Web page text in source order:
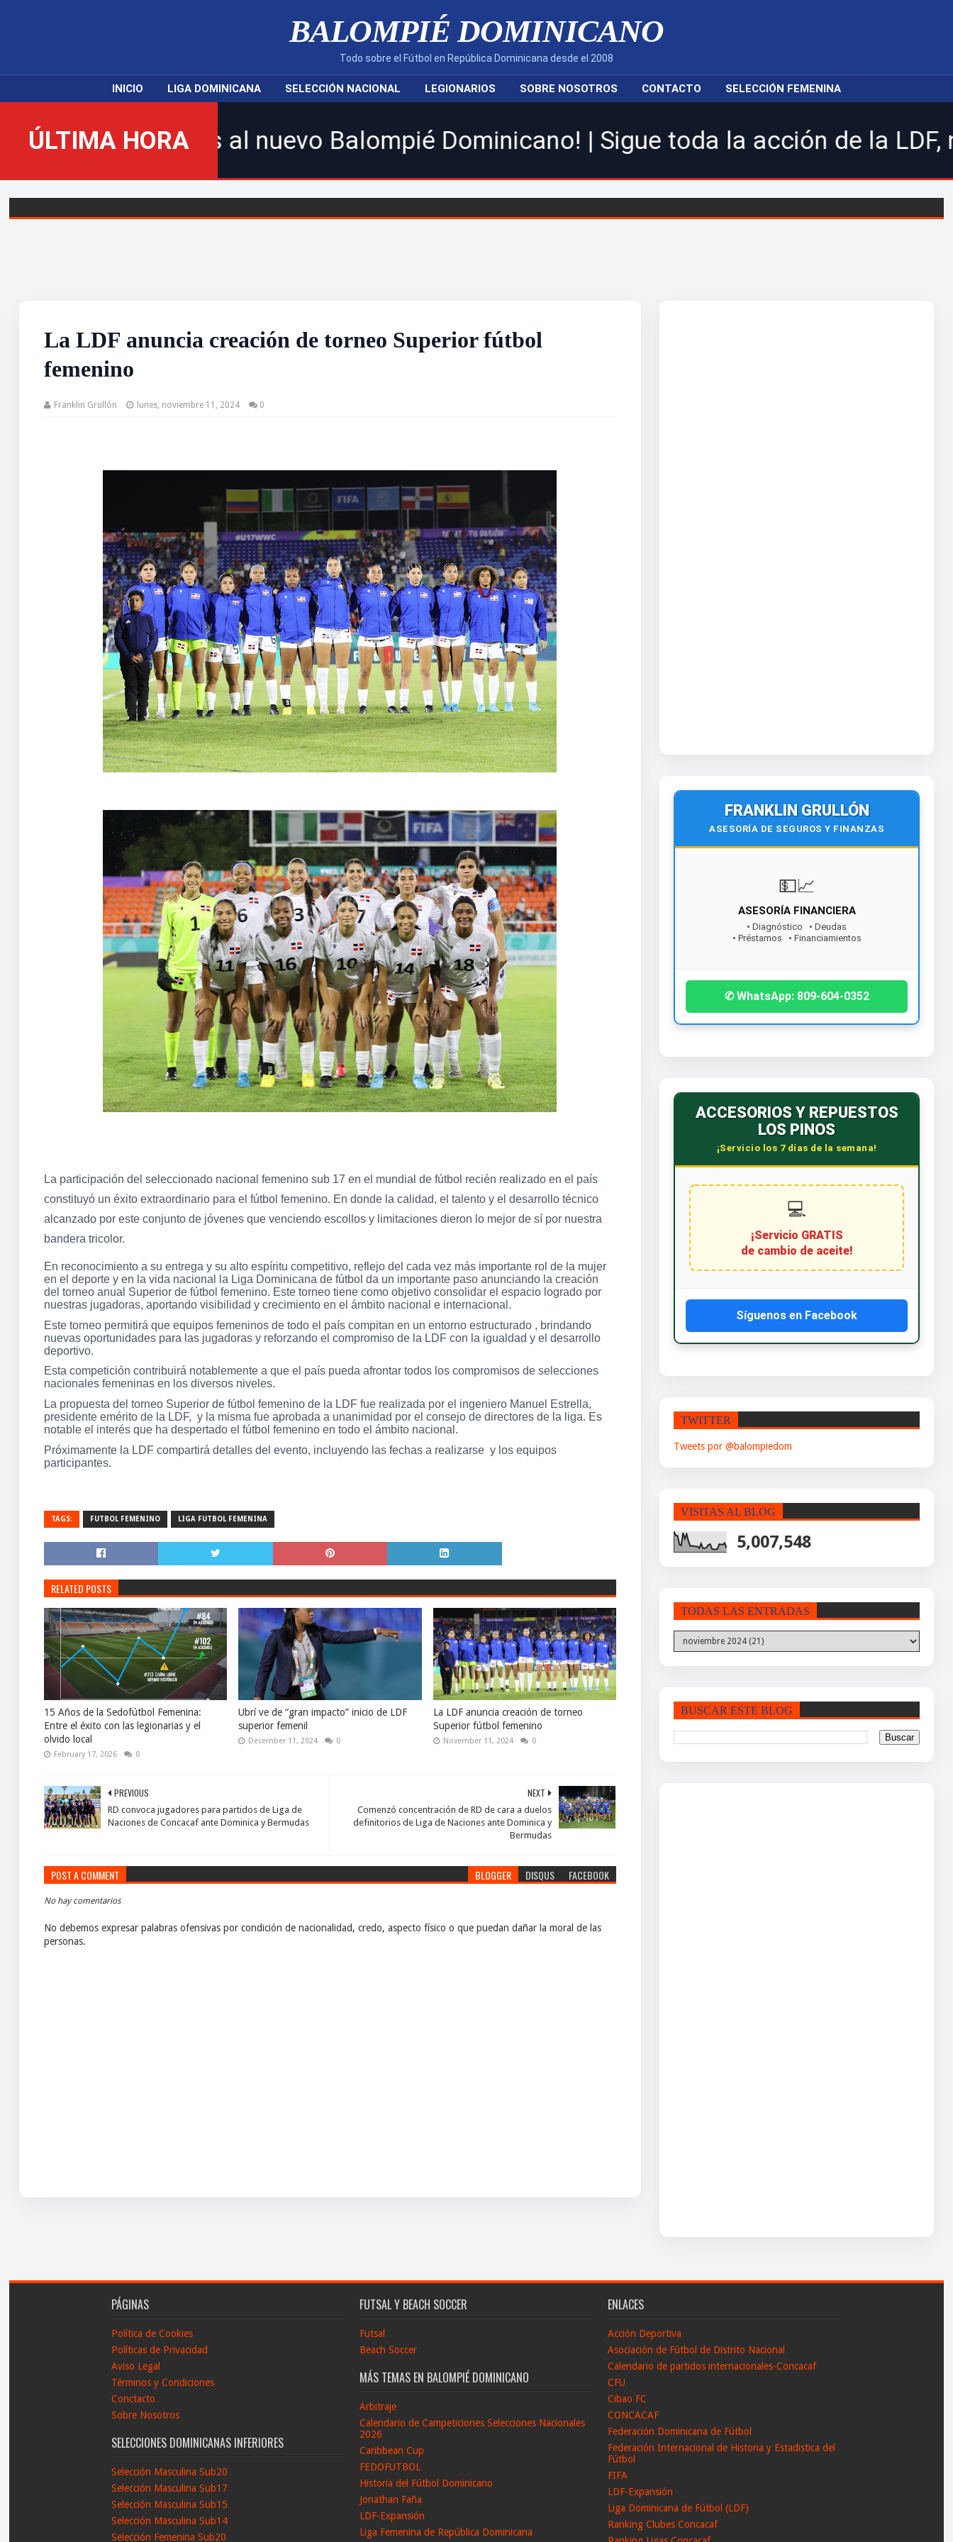
BALOMPIÉ DOMINICANO
Todo sobre el Fútbol en República Dominicana desde el 2008
INICIO LIGA DOMINICANA SELECCIÓN NACIONAL LEGIONARIOS SOBRE NOSOTROS CONTACTO SELECCIÓN FEMENINA
ÚLTIMA HORA
al nuevo Balompié Dominicano! | Sigue toda la acción de la LDF, nuestras
La LDF anuncia creación de torneo Superior fútbol
femenino
Franklin Grullón lunes, noviembre 11, 2024 0
La participación del seleccionado nacional femenino sub 17 en el mundial de fútbol recién realizado en el país
constituyó un éxito extraordinario para el fútbol femenino. En donde la calidad, el talento y el desarrollo técnico
alcanzado por este conjunto de jóvenes que venciendo escollos y limitaciones dieron lo mejor de sí por nuestra
bandera tricolor.
En reconocimiento a su entrega y su alto espíritu competitivo, reflejo del cada vez más importante rol de la mujer
en el deporte y en la vida nacional la Liga Dominicana de fútbol da un importante paso anunciando la creación
del torneo anual Superior de fútbol femenino. Este torneo tiene como objetivo consolidar el espacio logrado por
nuestras jugadoras, aportando visibilidad y crecimiento en el ámbito nacional e internacional.
Este torneo permitirá que equipos femeninos de todo el país compitan en un entorno estructurado , brindando
nuevas oportunidades para las jugadoras y reforzando el compromiso de la LDF con la igualdad y el desarrollo
deportivo.
Esta competición contribuirá notablemente a que el país pueda afrontar todos los compromisos de selecciones
nacionales femeninas en los diversos niveles.
La propuesta del torneo Superior de fútbol femenino de la LDF fue realizada por el ingeniero Manuel Estrella,
presidente emérito de la LDF, y la misma fue aprobada a unanimidad por el consejo de directores de la liga. Es
notable el interés que ha despertado el fútbol femenino en todo el ámbito nacional.
Próximamente la LDF compartirá detalles del evento, incluyendo las fechas a realizarse y los equipos
participantes.
TAGS: FUTBOL FEMENINO LIGA FUTBOL FEMENINA
RELATED POSTS
15 Años de la Sedofútbol Femenina:
Entre el éxito con las legionarias y el
olvido local
February 17, 2026 0
Ubrí ve de “gran impacto” inicio de LDF
superior femenil
December 11, 2024 0
La LDF anuncia creación de torneo
Superior fútbol femenino
November 11, 2024 0
NEXT
Comenzó concentración de RD de cara a duelos
definitorios de Liga de Naciones ante Dominica y
Bermudas
PREVIOUS
RD convoca jugadores para partidos de Liga de
Naciones de Concacaf ante Dominica y Bermudas
POST A COMMENT BLOGGER DISQUS FACEBOOK
No hay comentarios
No debemos expresar palabras ofensivas por condición de nacionalidad, credo, aspecto físico o que puedan dañar la moral de las
personas.
FRANKLIN GRULLÓN
ASESORÍA DE SEGUROS Y FINANZAS
💵📈
ASESORÍA FINANCIERA
• Diagnóstico • Deudas
• Préstamos • Financiamientos
¡Contáctanos hoy!
✆ WhatsApp: 809-604-0352
ACCESORIOS Y REPUESTOS
LOS PINOS
¡Servicio los 7 días de la semana!
💻
¡Servicio GRATIS
de cambio de aceite!
Síguenos en Facebook
TWITTER
Tweets por @balompiedom
VISITAS AL BLOG
5,007,548
TODAS LAS ENTRADAS
BUSCAR ESTE BLOG
PÁGINAS
Política de Cookies
Políticas de Privacidad
Aviso Legal
Términos y Condiciones
Conctacto
Sobre Nosotros
SELECCIONES DOMINICANAS INFERIORES
Selección Masculina Sub20
Selección Masculina Sub17
Selección Masculina Sub15
Selección Masculina Sub14
Selección Femenina Sub20
FUTSAL Y BEACH SOCCER
Futsal
Beach Soccer
MÁS TEMAS EN BALOMPIÉ DOMINICANO
Arbitraje
Calendario de Campeticiones Selecciones Nacionales
2026
Caribbean Cup
FEDOFUTBOL
Historia del Fútbol Dominicano
Jonathan Faña
LDF-Expansión
Liga Femenina de República Dominicana
ENLACES
Acción Deportiva
Asociación de Fútbol de Distrito Nacional
Calendario de partidos internacionales-Concacaf
CFU
Cibao FC
CONCACAF
Federación Dominicana de Fútbol
Federación Internacional de Historia y Estadistica del
Fútbol
FIFA
LDF-Expansión
Liga Dominicana de Fútbol (LDF)
Ranking Clubes Concacaf